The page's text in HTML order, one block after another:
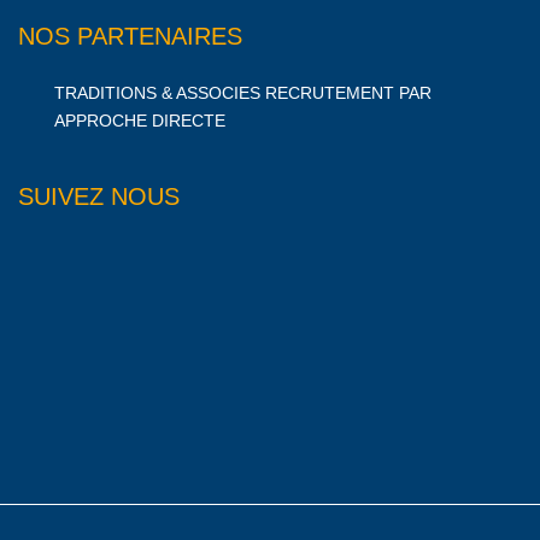
NOS PARTENAIRES
TRADITIONS & ASSOCIES RECRUTEMENT PAR
APPROCHE DIRECTE
SUIVEZ NOUS